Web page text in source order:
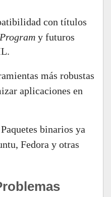
con títulos
y futuros
más robustas
aplicaciones en
binarios ya
Fedora y otras